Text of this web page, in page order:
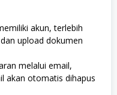
akun, terlebih
upload dokumen
melalui email,
akan otomatis dihapus